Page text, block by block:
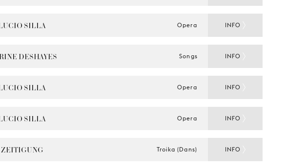
SILLA Opera INFO
DESHAYES Songs INFO
SILLA Opera INFO
SILLA Opera INFO
ZEITIGUNG Troika (Dans) INFO